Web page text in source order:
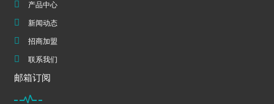
产品中心
新闻动态
招商加盟
联系我们
邮箱订阅